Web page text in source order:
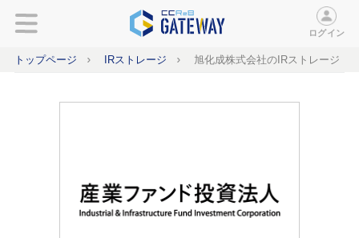
ログイン
トップページ IRストレージ 旭化成株式会社のIRストレージ